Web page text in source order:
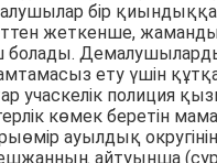
бір қиындыққа
жеткенше,
болады.
ету үшін
учаскелік полиция
көмек беретін
ауылдық
айтуынша